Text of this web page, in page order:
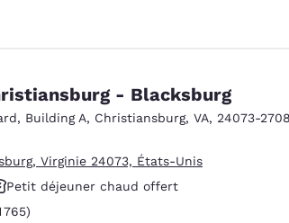
- Blacksburg
, Building A, Christiansburg, VA, 24073-2708
Virginie 24073, États-Unis
Petit déjeuner chaud offert
commentaires
765)